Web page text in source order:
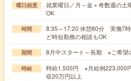
曜日頻度
就業曜日／月～金＋奇数週の土
OK
時間
8:35～17:20 休憩80分 実働7
ど時短勤務の相談もOK
期間 8月中スタート～長期 ※ご希望
時給
時給1,500円 ※月給例223,000
収20万円以上